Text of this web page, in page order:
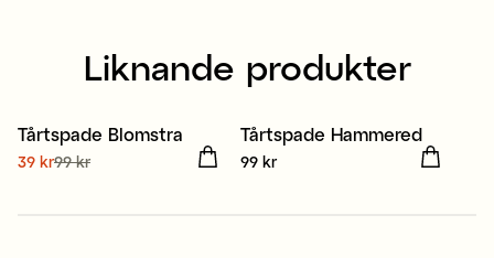
Liknande produkter
Sale
Tårtspade Blomstra
Nuvarande pris
39 kr99 kr
Tårtspade Hammered
Pris:
99 kr